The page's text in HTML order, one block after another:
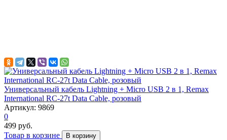
Универсальный кабель Lightning + Micro USB 2 в 1, Remax
International RC-27t Data Cable, розовый
Артикул: 9869
0
499 руб.
Товар в корзине
В корзину